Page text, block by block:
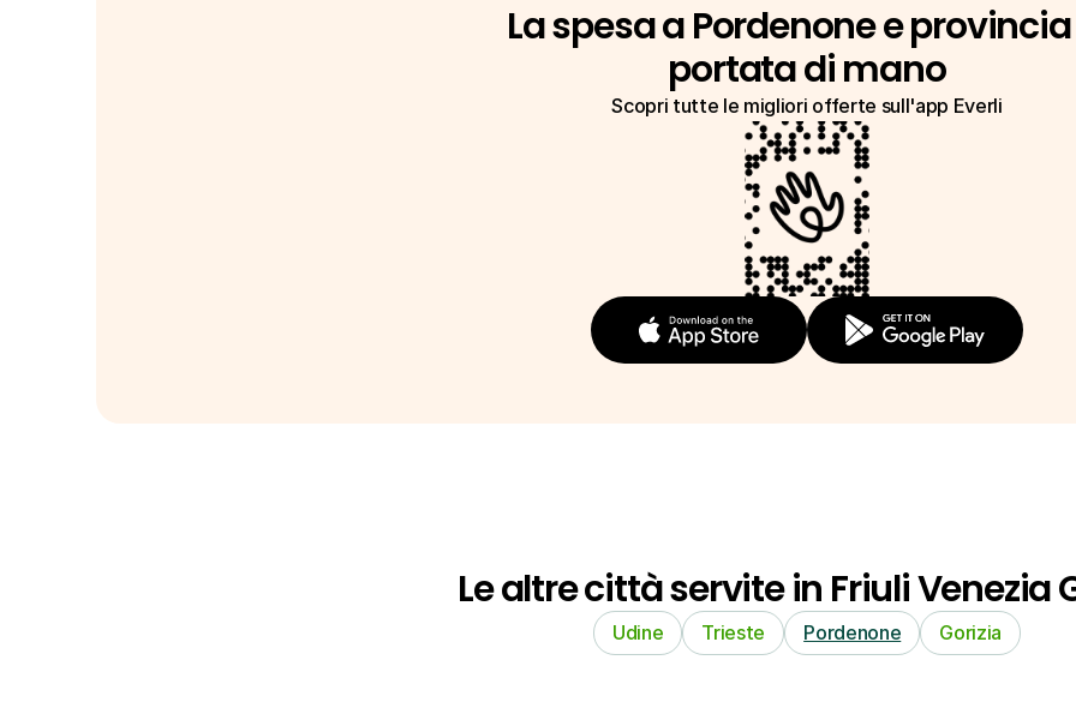
La spesa a Pordenone e
portata di mano
Scopri tutte le migliori offerte sull'app Everli
Le altre città servite in Friuli Venezia
Udine Trieste Pordenone Gorizia